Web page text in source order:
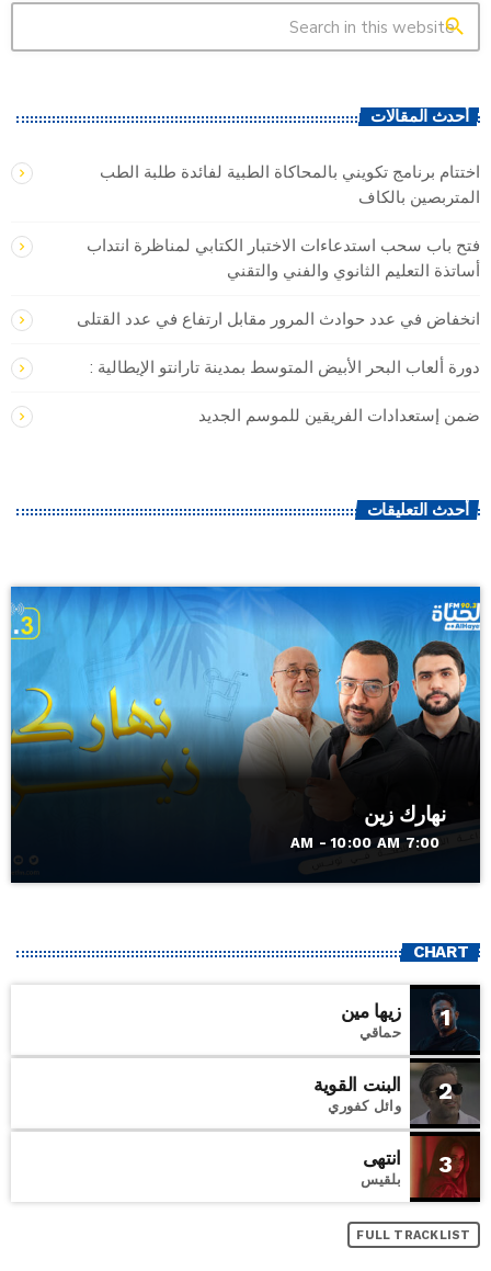
search
أحدث المقالات
اختتام برنامج تكويني بالمحاكاة الطبية لفائدة طلبة الطب
المتربصين بالكاف
فتح باب سحب استدعاءات الاختبار الكتابي لمناظرة انتداب
أساتذة التعليم الثانوي والفني والتقني
انخفاض في عدد حوادث المرور مقابل ارتفاع في عدد القتلى
دورة ألعاب البحر الأبيض المتوسط بمدينة تارانتو الإيطالية :
ضمن إستعدادات الفريقين للموسم الجديد
أحدث التعليقات
نهارك زين
7:00 AM - 10:00 AM
CHART
1 زيها مين
حماقي
2 البنت القوية
وائل كفوري
3 انتهى
بلقيس
FULL TRACKLIST